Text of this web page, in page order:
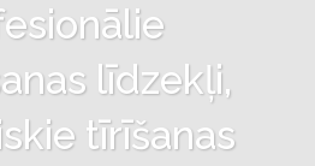
līdzekļi,
tīrīšanas